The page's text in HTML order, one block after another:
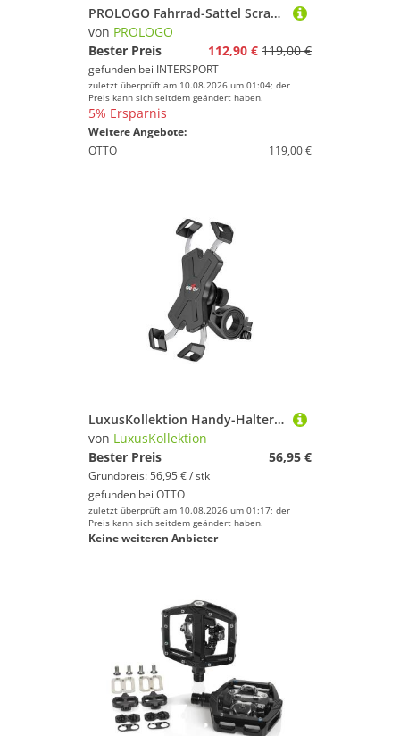
PROLOGO Fahrrad-Sattel Scratch M5 PAS AGX, 250x147mm, braun
von PROLOGO
Bester Preis
112,90 € 119,00 €
gefunden bei INTERSPORT
zuletzt überprüft am 10.08.2026 um 01:04; der
Preis kann sich seitdem geändert haben.
5% Ersparnis
Weitere Angebote:
OTTO
119,00 €
LuxusKollektion Handy-Halterung Handyhalterung Fahrrad Lenker Edelstahl 360 Dreh Smartphone 1
von LuxusKollektion
Bester Preis
56,95 €
Grundpreis: 56,95 € / stk
gefunden bei OTTO
zuletzt überprüft am 10.08.2026 um 01:17; der
Preis kann sich seitdem geändert haben.
Keine weiteren Anbieter